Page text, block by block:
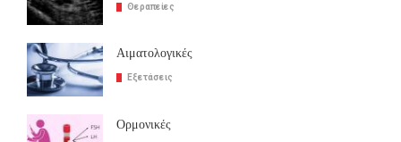
Θεραπείες
Αιματολογικές
Εξετάσεις
Ορμονικές